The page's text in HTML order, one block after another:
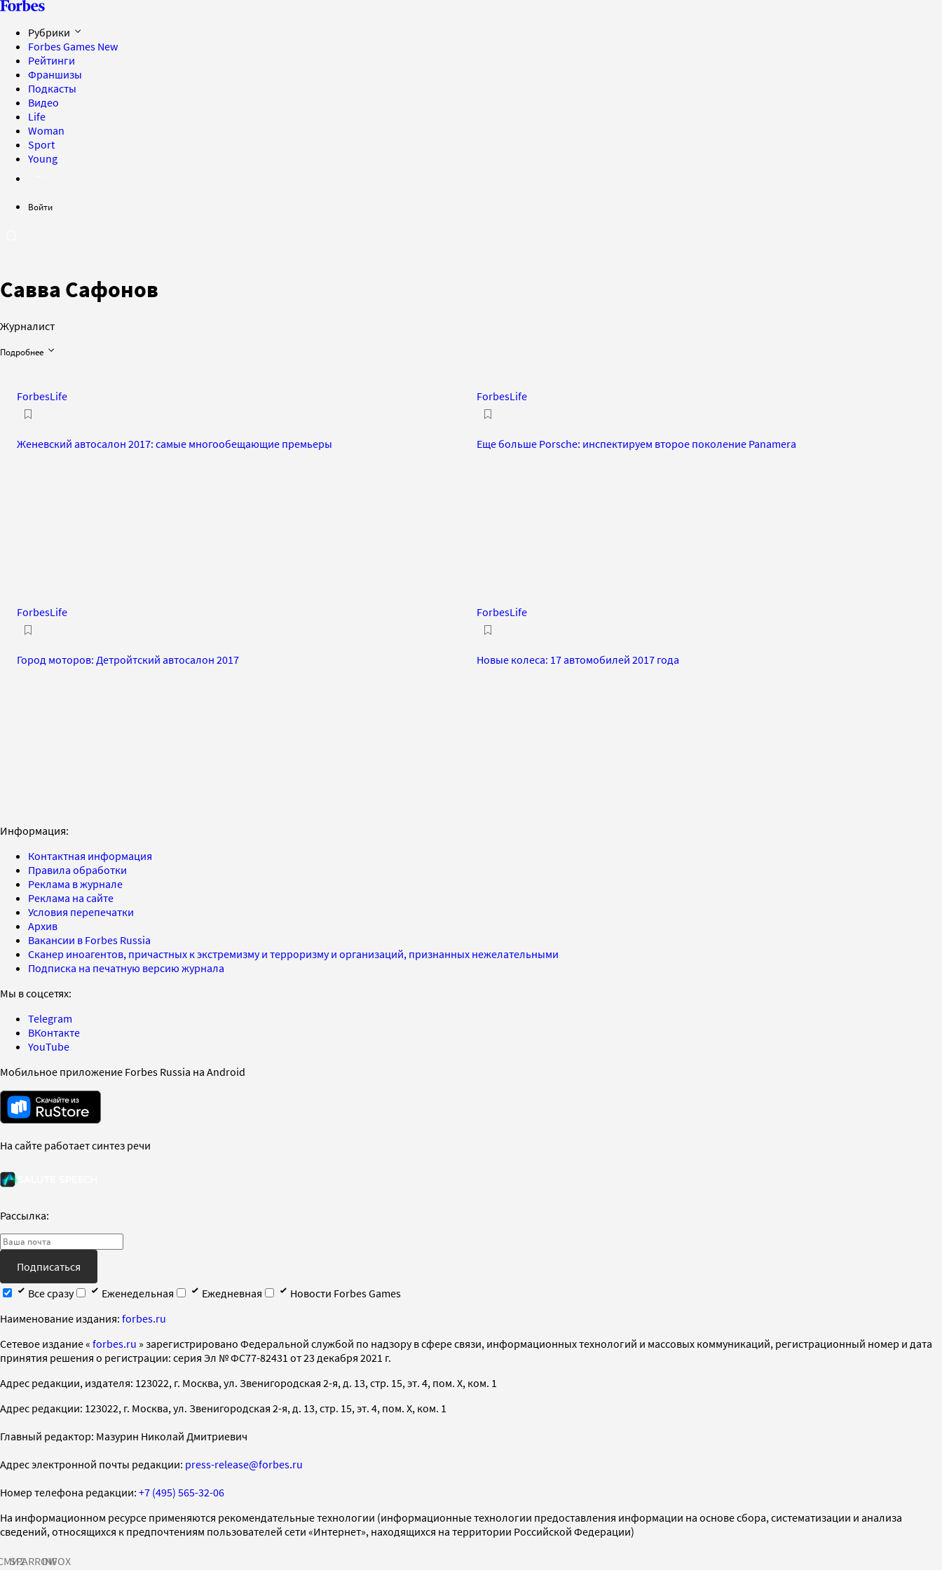
Рубрики
Forbes Games New
Рейтинги
Франшизы
Подкасты
Видео
Life
Woman
Sport
Young
Войти
Савва Сафонов
Журналист
Подробнее
ForbesLife
Женевский автосалон 2017: самые многообещающие премьеры
ForbesLife
Еще больше Porsche: инспектируем второе поколение Panamera
ForbesLife
Город моторов: Детройтский автосалон 2017
ForbesLife
Новые колеса: 17 автомобилей 2017 года
Информация:
Контактная информация
Правила обработки
Реклама в журнале
Реклама на сайте
Условия перепечатки
Архив
Вакансии в Forbes Russia
Сканер иноагентов, причастных к экстремизму и терроризму и организаций, признанных нежелательными
Подписка на печатную версию журнала
Мы в соцсетях:
Telegram
ВКонтакте
YouTube
Мобильное приложение Forbes Russia на Android
На сайте работает синтез речи
Рассылка:
Подписаться
Все сразу
Еженедельная Ежедневная
Новости Forbes Games
Наименование издания: forbes.ru
Cетевое издание « forbes.ru » зарегистрировано Федеральной службой по надзору в сфере связи, информационных технологий и массовых коммуникаций, регистрационный номер и дата
принятия решения о регистрации: серия Эл № ФС77-82431 от 23 декабря 2021 г.
Адрес редакции, издателя: 123022, г. Москва, ул. Звенигородская 2-я, д. 13, стр. 15, эт. 4, пом. X, ком. 1
Адрес редакции: 123022, г. Москва, ул. Звенигородская 2-я, д. 13, стр. 15, эт. 4, пом. X, ком. 1
Главный редактор: Мазурин Николай Дмитриевич
Адрес электронной почты редакции: press-release@forbes.ru
Номер телефона редакции: +7 (495) 565-32-06
На информационном ресурсе применяются рекомендательные технологии (информационные технологии предоставления информации на основе сбора, систематизации и анализа
сведений, относящихся к предпочтениям пользователей сети «Интернет», находящихся на территории Российской Федерации)
SPARROWINFOX